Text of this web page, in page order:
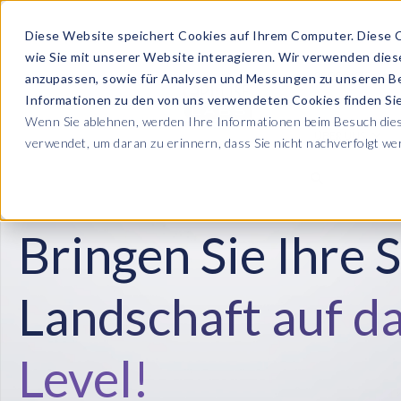
Diese Website speichert Cookies auf Ihrem Computer. Diese
wie Sie mit unserer Website interagieren. Wir verwenden
anzupassen, sowie für Analysen und Messungen zu unseren
Informationen zu den von uns verwendeten Cookies finden
Wenn Sie ablehnen, werden Ihre Informationen beim Besuch
verwendet, um daran zu erinnern, dass Sie nicht nachverfolgt
PRODUKTE
Datenschutz & Sicherheit
Data Privacy Suite
Data Secure™
SAP HCM & Payroll
SAP® SuccessFactors®
Integration Monitoring
Lesen Sie alle
Lernen Sie von
Webinaren
E-Books,
Entdecken Sie
ÜBER UNS
Wer wir sind
Unsere Kultur
Karriere
Bringen Sie Ihre
Landschaft auf
Level!
Machen Sie Ihr
Unternehmen